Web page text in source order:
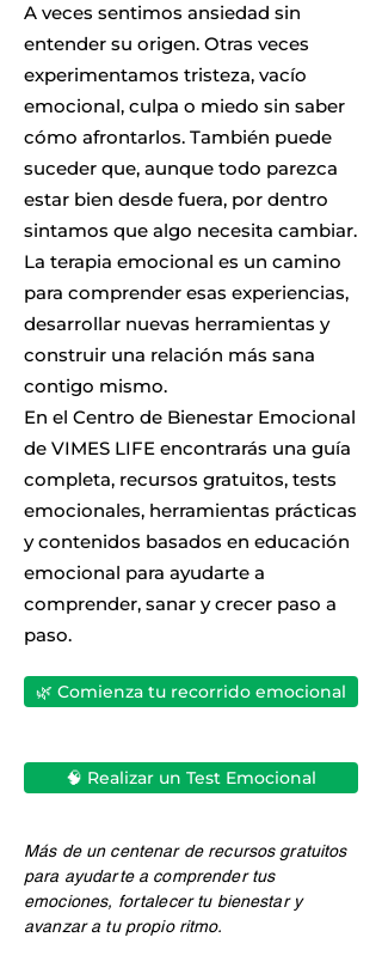
A veces sentimos ansiedad sin
entender su origen. Otras veces
experimentamos tristeza, vacío
emocional, culpa o miedo sin saber
cómo afrontarlos. También puede
suceder que, aunque todo parezca
estar bien desde fuera, por dentro
sintamos que algo necesita cambiar.
La terapia emocional es un camino
para comprender esas experiencias,
desarrollar nuevas herramientas y
construir una relación más sana
contigo mismo.
En el Centro de Bienestar Emocional
de VIMES LIFE encontrarás una guía
completa, recursos gratuitos, tests
emocionales, herramientas prácticas
y contenidos basados en educación
emocional para ayudarte a
comprender, sanar y crecer paso a
paso.
🌿 Comienza tu recorrido emocional
🧠 Realizar un Test Emocional
Más de un centenar de recursos gratuitos
para ayudarte a comprender tus
emociones, fortalecer tu bienestar y
avanzar a tu propio ritmo.